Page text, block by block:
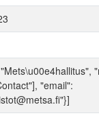
"email":